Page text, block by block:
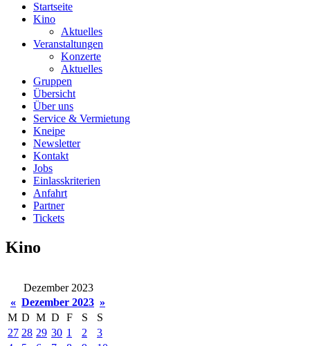
Startseite
Kino
Aktuelles
Veranstaltungen
Konzerte
Aktuelles
Gruppen
Übersicht
Über uns
Service & Vermietung
Kneipe
Newsletter
Kontakt
Jobs
Einlasskriterien
Anfahrt
Partner
Tickets
Kino
Dezember 2023
« Dezember 2023 »
M D M D F S
S
27 28 29 30 1 2
3